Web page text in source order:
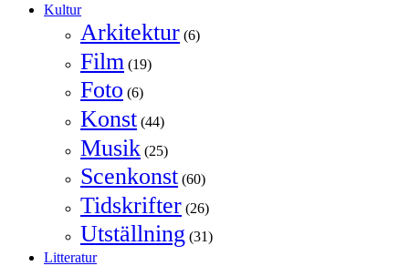
Kultur
Arkitektur (6)
Film (19)
Foto (6)
Konst (44)
Musik (25)
Scenkonst (60)
Tidskrifter (26)
Utställning (31)
Litteratur